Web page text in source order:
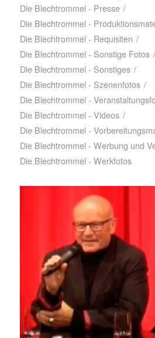
Die Blechtrommel - Presse /
Die Blechtrommel -
Die Blechtrommel - Requisiten /
Die Blechtrommel - Sonstige Fotos /
Die Blechtrommel - Sonstiges /
Die Blechtrommel - Szenenfotos /
Die Blechtrommel -
Die Blechtrommel - Videos /
Die Blechtrommel -
Die Blechtrommel - Werbung und
Die Blechtrommel - Werkfotos